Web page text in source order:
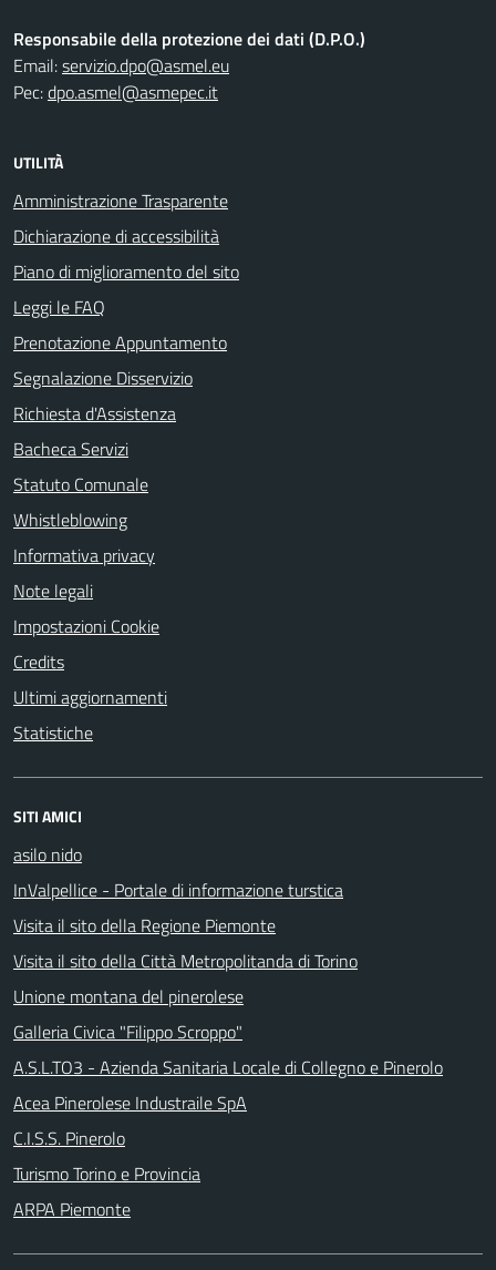
Responsabile della protezione dei dati (D.P.O.)
Email:servizio.dpo@asmel.eu
Pec:dpo.asmel@asmepec.it
UTILITÀ
Amministrazione Trasparente
Dichiarazione di accessibilità
Piano di miglioramento del sito
Leggi le FAQ
Prenotazione Appuntamento
Segnalazione Disservizio
Richiesta d'Assistenza
Bacheca Servizi
Statuto Comunale
Whistleblowing
Informativa privacy
Note legali
Impostazioni Cookie
Credits
Ultimi aggiornamenti
Statistiche
SITI AMICI
asilo nido
InValpellice - Portale di informazione turstica
Visita il sito della Regione Piemonte
Visita il sito della Città Metropolitanda di Torino
Unione montana del pinerolese
Galleria Civica "Filippo Scroppo"
A.S.L.TO3 - Azienda Sanitaria Locale di Collegno e Pinerolo
Acea Pinerolese Industraile SpA
C.I.S.S. Pinerolo
Turismo Torino e Provincia
ARPA Piemonte